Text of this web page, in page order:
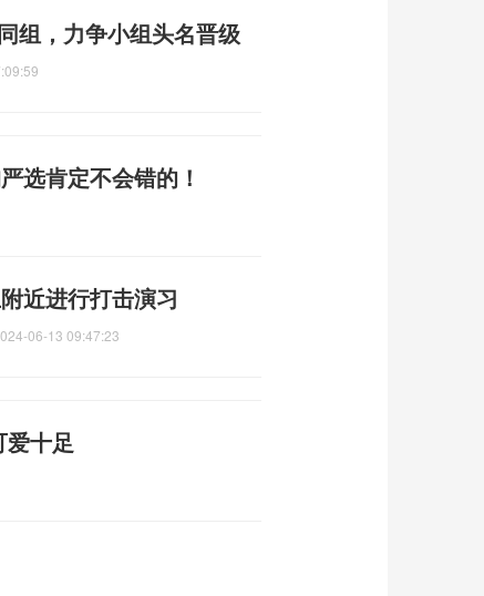
组，力争小组头名晋级
选肯定不会错的！
近进行打击演习
06-13 09:47:23
爱十足